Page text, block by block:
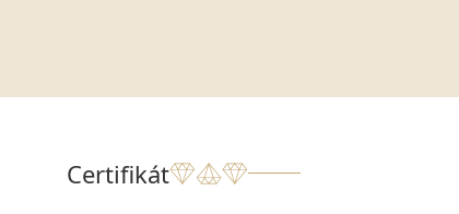
Certifikát